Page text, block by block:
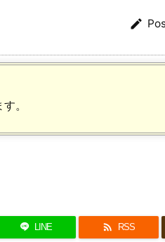

。
LINE  RSS